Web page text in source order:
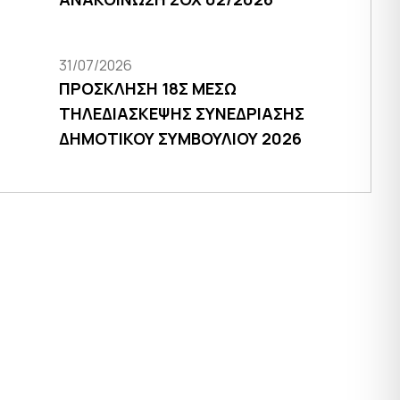
31/07/2026
ΠΡΟΣΚΛΗΣΗ 18Σ ΜΕΣΩ
ΤΗΛΕΔΙΑΣΚΕΨΗΣ ΣΥΝΕΔΡΙΑΣΗΣ
ΔΗΜΟΤΙΚΟΥ ΣΥΜΒΟΥΛΙΟΥ 2026